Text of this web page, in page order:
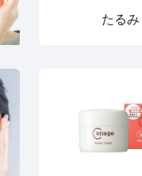
たるみ